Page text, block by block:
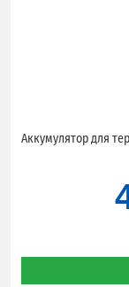
Аккумулятор для